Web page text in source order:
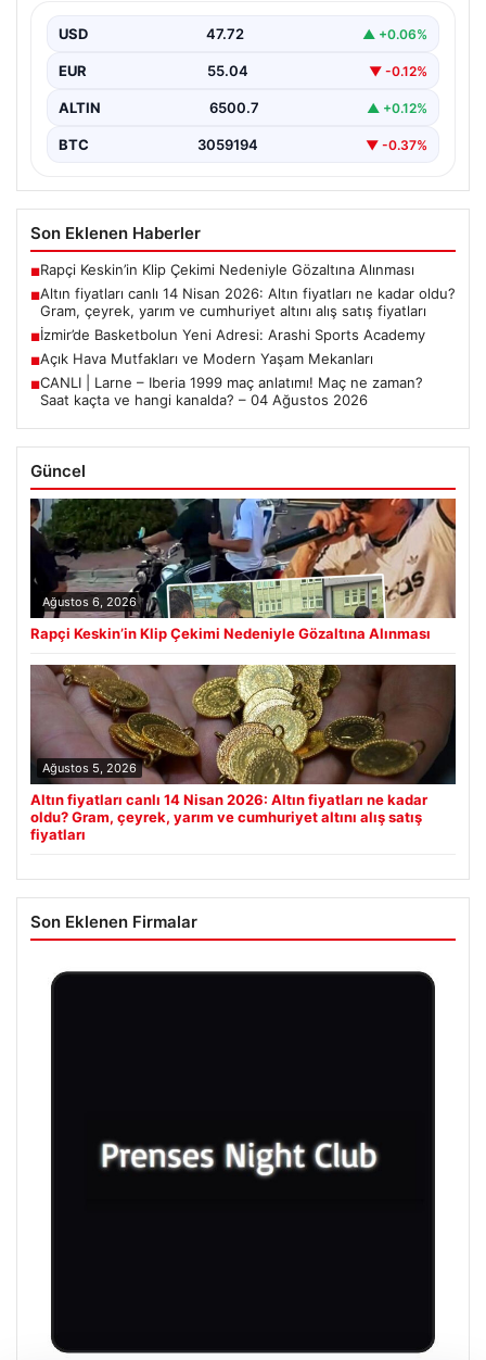
fiyatları
USD 47.72 ▲ +0.06%
EUR 55.04 ▼ -0.12%
ALTIN 6500.7 ▲ +0.12%
BTC 3059194 ▼ -0.37%
Son Eklenen Haberler
■Rapçi Keskin’in Klip Çekimi Nedeniyle Gözaltına Alınması
■Altın fiyatları canlı 14 Nisan 2026: Altın fiyatları ne kadar oldu?
Gram, çeyrek, yarım ve cumhuriyet altını alış satış fiyatları
■İzmir’de Basketbolun Yeni Adresi: Arashi Sports Academy
■Açık Hava Mutfakları ve Modern Yaşam Mekanları
■CANLI | Larne – Iberia 1999 maç anlatımı! Maç ne zaman?
Saat kaçta ve hangi kanalda? – 04 Ağustos 2026
Güncel
Ağustos 6, 2026
Rapçi Keskin’in Klip Çekimi Nedeniyle Gözaltına Alınması
Ağustos 5, 2026
Altın fiyatları canlı 14 Nisan 2026: Altın fiyatları ne kadar
oldu? Gram, çeyrek, yarım ve cumhuriyet altını alış satış
fiyatları
Son Eklenen Firmalar